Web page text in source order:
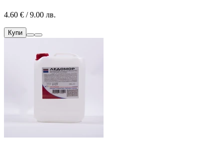
4.60 € / 9.00 лв.
Купи